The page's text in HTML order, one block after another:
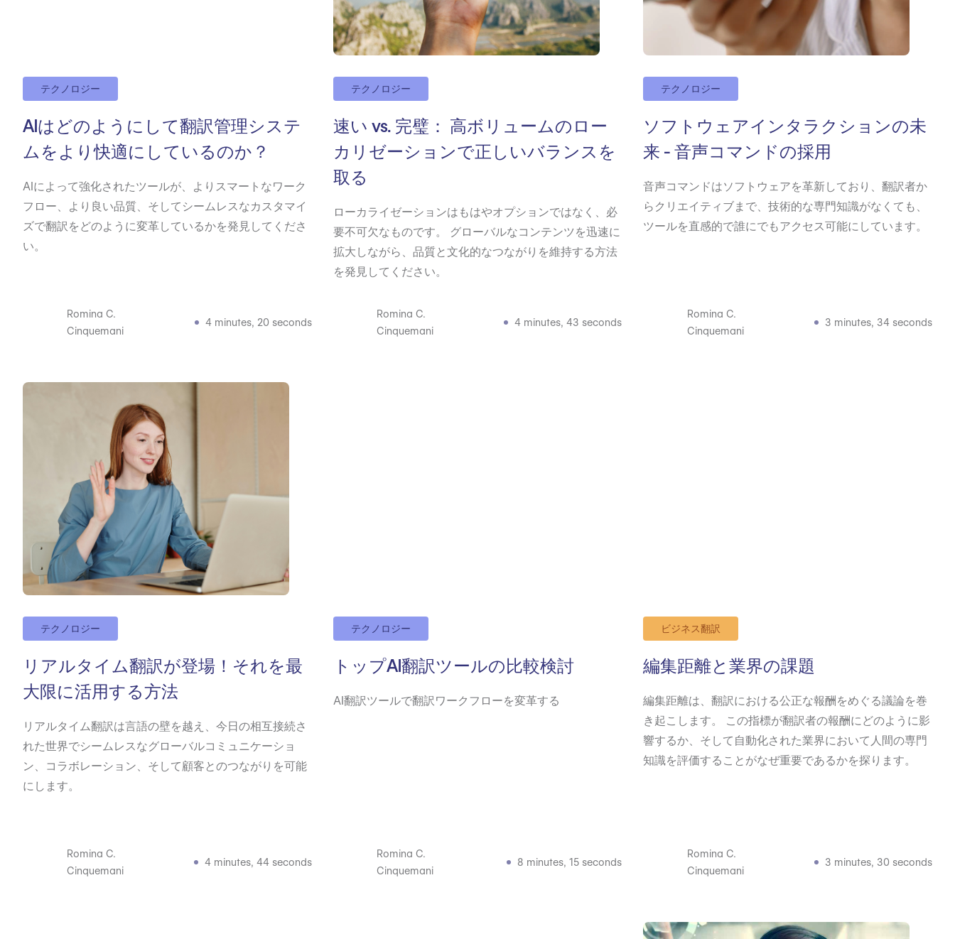
テクノロジー
AIはどのようにして翻訳管理システ
ムをより快適にしているのか？
AIによって強化されたツールが、よりスマートなワーク
フロー、より良い品質、そしてシームレスなカスタマイ
ズで翻訳をどのように変革しているかを発見してくださ
い。
Romina C.
Cinquemani
4 minutes, 20 seconds
テクノロジー
速い vs. 完璧： 高ボリュームのロー
カリゼーションで正しいバランスを
取る
ローカライゼーションはもはやオプションではなく、必
要不可欠なものです。 グローバルなコンテンツを迅速に
拡大しながら、品質と文化的なつながりを維持する方法
を発見してください。
Romina C.
Cinquemani
4 minutes, 43 seconds
テクノロジー
ソフトウェアインタラクションの未
来 - 音声コマンドの採用
音声コマンドはソフトウェアを革新しており、翻訳者か
らクリエイティブまで、技術的な専門知識がなくても、
ツールを直感的で誰にでもアクセス可能にしています。
Romina C.
Cinquemani
3 minutes, 34 seconds
テクノロジー
リアルタイム翻訳が登場！それを最
大限に活用する方法
リアルタイム翻訳は言語の壁を越え、今日の相互接続さ
れた世界でシームレスなグローバルコミュニケーショ
ン、コラボレーション、そして顧客とのつながりを可能
にします。
Romina C.
Cinquemani
4 minutes, 44 seconds
テクノロジー
トップAI翻訳ツールの比較検討
AI翻訳ツールで翻訳ワークフローを変革する
Romina C.
Cinquemani
8 minutes, 15 seconds
ビジネス翻訳
編集距離と業界の課題
編集距離は、翻訳における公正な報酬をめぐる議論を巻
き起こします。 この指標が翻訳者の報酬にどのように影
響するか、そして自動化された業界において人間の専門
知識を評価することがなぜ重要であるかを探ります。
Romina C.
Cinquemani
3 minutes, 30 seconds